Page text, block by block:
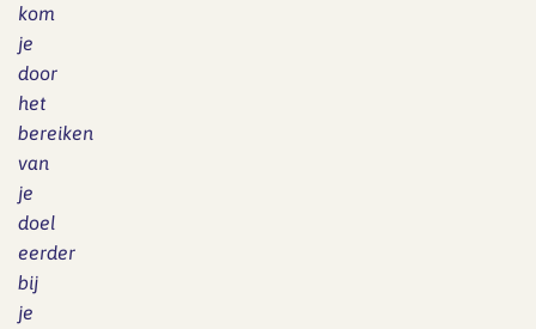
kom
je
door
het
bereiken
van
je
doel
eerder
bij
je